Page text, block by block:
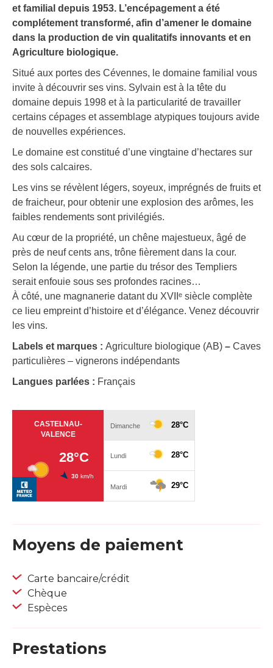
et familial depuis 1953. L’encépagement a été
complétement transformé, afin d’amener le domaine
dans la production de vin qualitatifs innovants et en
Agriculture biologique.
Situé aux portes des Cévennes, le domaine familial vous
invite à découvrir ses vins. Sylvain est à la tête du
domaine depuis 1998 et à la particularité de travailler
certains cépages et assemblage atypiques toujours avide
de nouvelles expériences.
Le domaine est constitué d’une vingtaine d’hectares sur
des sols calcaires.
Les vins se révèlent légers, soyeux, imprégnés de fruits et
de fraicheur, pour obtenir une explosion des arômes, les
faibles rendements sont privilégiés.
Au cœur de la propriété, un chêne majestueux, âgé de
près de neuf cents ans, trône fièrement dans la cour.
Selon la légende, une partie du trésor des Templiers
serait enfouie sous ses profondes racines…
À côté, une magnanerie datant du XVIIᵉ siècle complète
ce lieu empreint d’histoire et d’élégance. Venez découvrir
les vins.
Labels et marques : Agriculture biologique (AB) – Caves
particulières – vignerons indépendants
Langues parlées : Français
Moyens de paiement
Carte bancaire/crédit
Chèque
Espèces
Prestations